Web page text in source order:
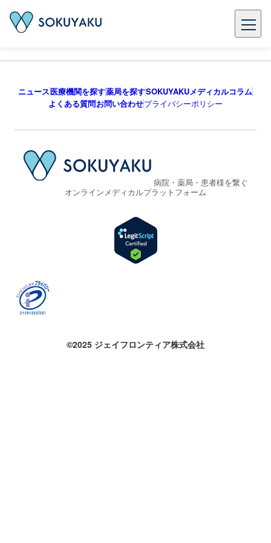
ニュース医療機関を探す薬局を探すSOKUYAKUメディカルコラム
よくある質問お問い合わせプライバシーポリシー
病院・薬局・患者様を繋ぐ
オンラインメディカルプラットフォーム
©2025 ジェイフロンティア株式会社